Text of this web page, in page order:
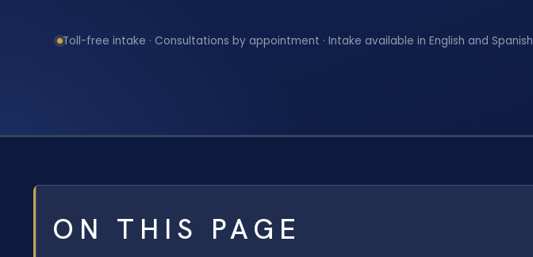
Toll-free intake · Consultations by appointment · Intake available in English and Spanish
ON THIS PAGE